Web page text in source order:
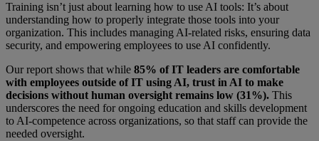
Training isn’t just about learning how to use AI tools: It’s about
understanding how to properly integrate those tools into your
organization. This includes managing AI-related risks, ensuring data
security, and empowering employees to use AI confidently.
Our report shows that while 85% of IT leaders are comfortable
with employees outside of IT using AI, trust in AI to make
decisions without human oversight remains low (31%). This
underscores the need for ongoing education and skills development
to AI-competence across organizations, so that staff can provide the
needed oversight.